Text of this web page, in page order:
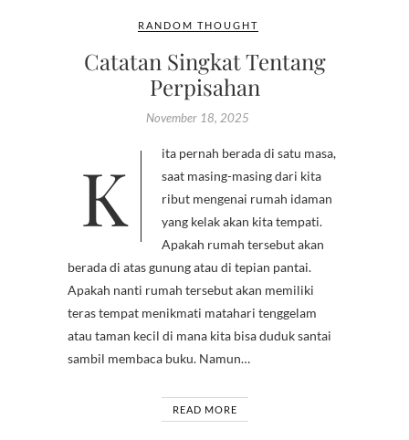
RANDOM THOUGHT
Catatan Singkat Tentang
Perpisahan
November 18, 2025
Kita pernah berada di satu masa,
saat masing-masing dari kita
ribut mengenai rumah idaman
yang kelak akan kita tempati.
Apakah rumah tersebut akan
berada di atas gunung atau di tepian pantai.
Apakah nanti rumah tersebut akan memiliki
teras tempat menikmati matahari tenggelam
atau taman kecil di mana kita bisa duduk santai
sambil membaca buku. Namun…
READ MORE